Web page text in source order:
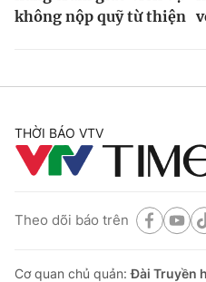
không nộp quỹ từ thiện
THỜI BÁO VTV
Theo dõi báo trên
Cơ quan chủ quản:Đài Truyền